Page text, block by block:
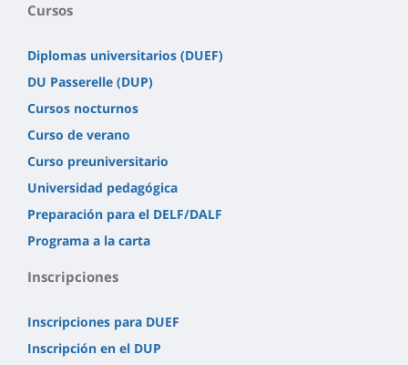
Cursos
Diplomas universitarios (DUEF)
DU Passerelle (DUP)
Cursos nocturnos
Curso de verano
Curso preuniversitario
Universidad pedagógica
Preparación para el DELF/DALF
Programa a la carta
Inscripciones
Inscripciones para DUEF
Inscripción en el DUP